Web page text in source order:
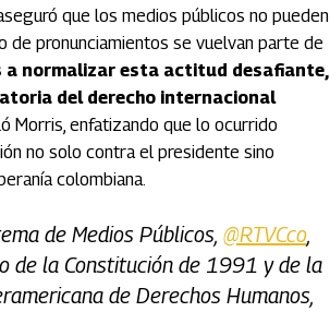
que los medios públicos no pueden
de pronunciamientos se vuelvan parte de
a normalizar esta actitud desafiante,
del derecho internacional
Morris, enfatizando que lo ocurrido
no solo contra el presidente sino
colombiana.
de Medios Públicos, @RTVCco,
de la Constitución de 1991 y de la
de Derechos Humanos,